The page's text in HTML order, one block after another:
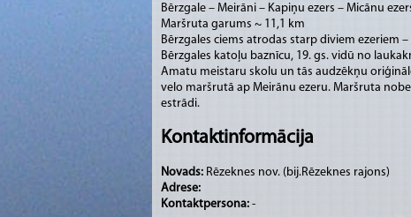
Bērzgale – Meirāni – Kapiņu ezers – Micānu
Maršruta garums ~ 11,1 km
Bērzgales ciems atrodas starp diviem ezeriem
Bērzgales katoļu baznīcu, 19. gs. vidū no
Amatu meistaru skolu un tās audzēkņu
velo maršrutā ap Meirānu ezeru. Maršruta
estrādi.
Kontaktinformācija
Novads: Rēzeknes nov. (bij.Rēzeknes rajons)
Adrese:
Kontaktpersona: -